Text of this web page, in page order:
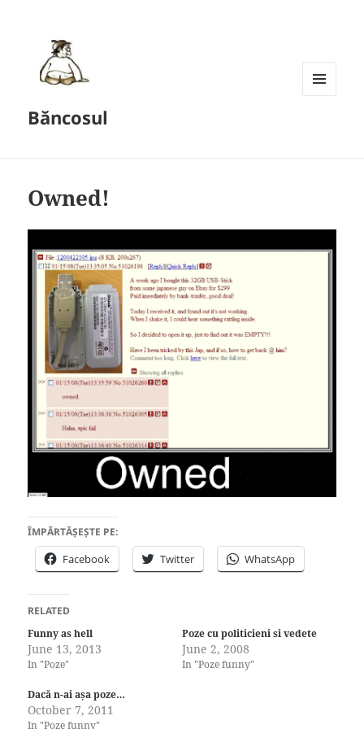
Băncosul
Owned!
ÎMPĂRTĂȘEȘTE PE:
Facebook Twitter WhatsApp
RELATED
Funny as hell
June 13, 2013
In "Poze"
Poze cu politicieni si vedete
June 2, 2008
In "Poze funny"
Dacă n-ai așa poze…
October 7, 2011
In "Poze funny"